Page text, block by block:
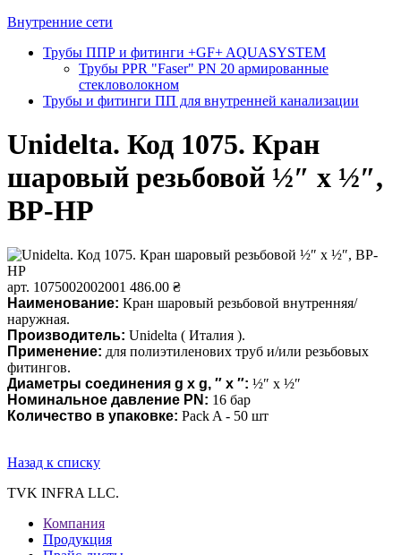
Внутренние сети
Трубы ППР и фитинги +GF+ AQUASYSTEM
Трубы PPR "Faser" PN 20 армированные
стекловолокном
Трубы и фитинги ПП для внутренней канализации
Unidelta. Код 1075. Кран
шаровый резьбовой ½″ х ½″,
ВР-НР
арт. 1075002002001 486.00 ₴
Наименование: Кран шаровый резьбовой внутренняя/
наружная.
Производитель: Unidelta ( Италия ).
Применение: для полиэтиленових труб и/или резьбовых
фитингов.
Диаметры соединения g x g, ″ x ″: ½″ х ½″
Номинальное давление PN : 16 бар
Количество в упаковке: Pack A - 50 шт
Назад к списку
TVK INFRA LLC.
Компания
Продукция